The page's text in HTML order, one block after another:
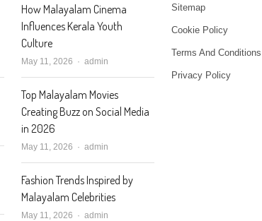
How Malayalam Cinema
Influences Kerala Youth
Culture
May 11, 2026 Author
admin
Top Malayalam Movies
Creating Buzz on Social Media
in 2026
May 11, 2026 Author
admin
Fashion Trends Inspired by
Malayalam Celebrities
May 11, 2026 Author
admin
Sitemap
Cookie Policy
Terms And Conditions
Privacy Policy